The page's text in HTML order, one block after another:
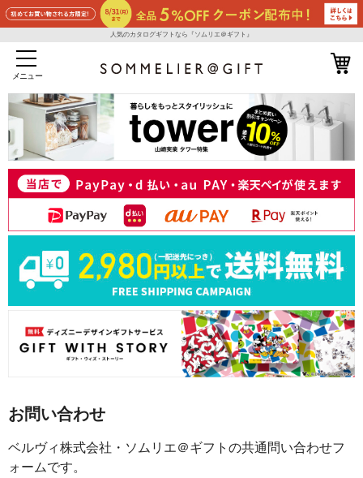
人気のカタログギフトなら『ソムリエ＠ギフト』
メニュー
お問い合わせ
ベルヴィ株式会社・ソムリエ＠ギフトの共通問い合わせフ
ォームです。